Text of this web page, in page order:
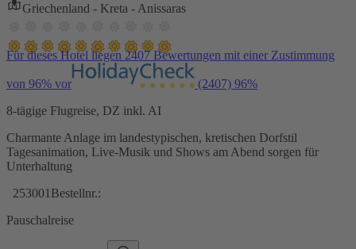
Griechenland - Kreta - Anissaras
Für dieses Hotel liegen 2407 Bewertungen mit einer Zustimmung
von 96% vor (2407) 96%
8-tägige Flugreise, DZ inkl. AI
Charmante Anlage im landestypischen, kretischen Dorfstil
Tagesanimation, Live-Musik und Shows am Abend sorgen für
Unterhaltung
253001 Bestellnr.:
Pauschalreise